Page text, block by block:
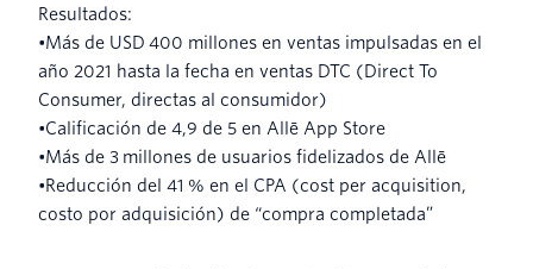
Resultados:
•Más de USD 400 millones en ventas impulsadas en el
año 2021 hasta la fecha en ventas DTC (Direct To
Consumer, directas al consumidor)
•Calificación de 4,9 de 5 en Allē App Store
•Más de 3 millones de usuarios fidelizados de Allē
•Reducción del 41 % en el CPA (cost per acquisition,
costo por adquisición) de “compra completada”